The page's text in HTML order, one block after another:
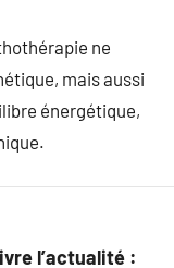
ne
mais aussi
énergétique,
l’actualité :